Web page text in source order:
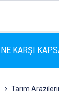
ile
Tarım